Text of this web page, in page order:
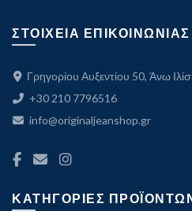
ΣΤΟΙΧΕΙΑ ΕΠΙΚΟΙΝΩΝΙΑΣ
Γρηγορίου Αυξεντίου 50, Άνω
+30 210 7796516
info@originaljeanshop.gr
ΚΑΤΗΓΟΡΙΕΣ